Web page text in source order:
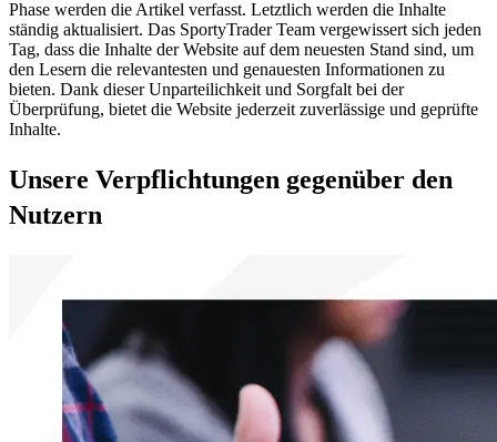
Phase werden die Artikel verfasst. Letztlich werden die Inhalte
ständig aktualisiert. Das SportyTrader Team vergewissert sich jeden
Tag, dass die Inhalte der Website auf dem neuesten Stand sind, um
den Lesern die relevantesten und genauesten Informationen zu
bieten. Dank dieser Unparteilichkeit und Sorgfalt bei der
Überprüfung, bietet die Website jederzeit zuverlässige und geprüfte
Inhalte.
Unsere Verpflichtungen gegenüber den
Nutzern